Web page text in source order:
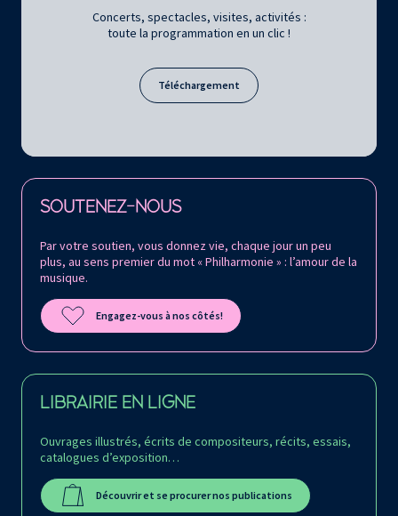
Concerts, spectacles, visites, activités :
toute la programmation en un clic !
Téléchargement
SOUTENEZ-NOUS
Par votre soutien, vous donnez vie, chaque jour un peu
plus, au sens premier du mot « Philharmonie » : l’amour de la
musique.
Engagez-vous à nos côtés!
LIBRAIRIE EN LIGNE
Ouvrages illustrés, écrits de compositeurs, récits, essais,
catalogues d’exposition…
Découvrir et se procurer nos publications
Retrouvez la Philharmonie de Paris sur